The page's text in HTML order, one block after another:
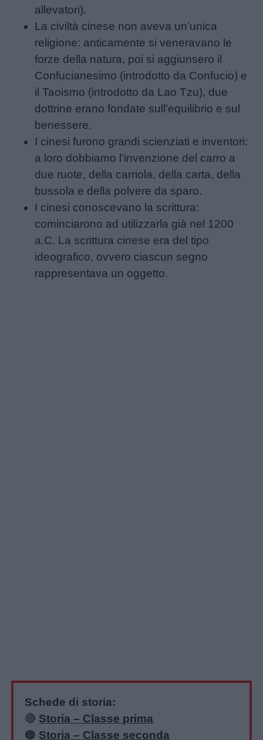
allevatori).
La civiltà cinese non aveva un’unica
religione: anticamente si veneravano le
forze della natura, poi si aggiunsero il
Confucianesimo (introdotto da Confucio) e
il Taoismo (introdotto da Lao Tzu), due
dottrine erano fondate sull’equilibrio e sul
benessere.
I cinesi furono grandi scienziati e inventori:
a loro dobbiamo l’invenzione del carro a
due ruote, della carriola, della carta, della
bussola e della polvere da sparo.
I cinesi conoscevano la scrittura:
cominciarono ad utilizzarla già nel 1200
a.C. La scrittura cinese era del tipo
ideografico, ovvero ciascun segno
rappresentava un oggetto.
Schede di storia:
🔴 Storia – Classe prima
🟠 Storia – Classe seconda